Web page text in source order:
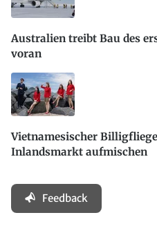
Australien treibt Bau des
voran
Vietnamesischer
Inlandsmarkt aufmischen
Feedback